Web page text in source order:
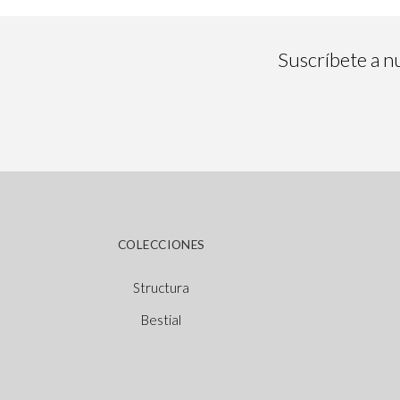
Suscríbete a
COLECCIONES
Structura
Bestial